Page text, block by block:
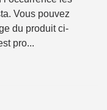
parrainage
réduction
pour 250€ d'achats
d'achats
Vous pouvez
du produit ci-
pro...